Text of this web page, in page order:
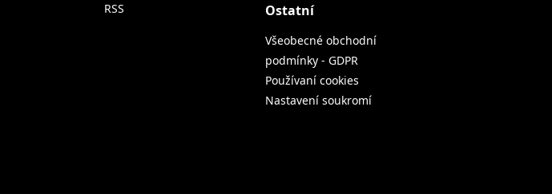
RSS
Ostatní
Všeobecné obchodní
podmínky - GDPR
Používaní cookies
Nastavení soukromí